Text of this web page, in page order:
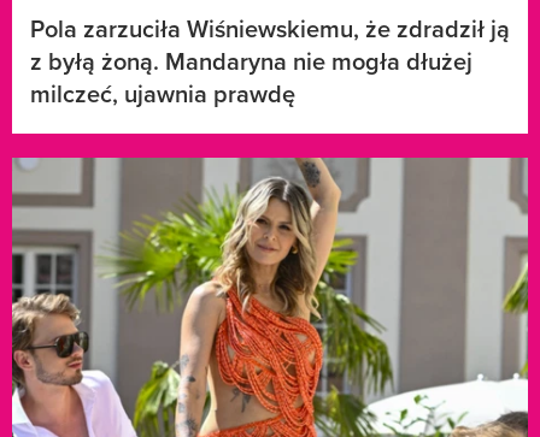
Pola zarzuciła Wiśniewskiemu, że zdradził ją
z byłą żoną. Mandaryna nie mogła dłużej
milczeć, ujawnia prawdę